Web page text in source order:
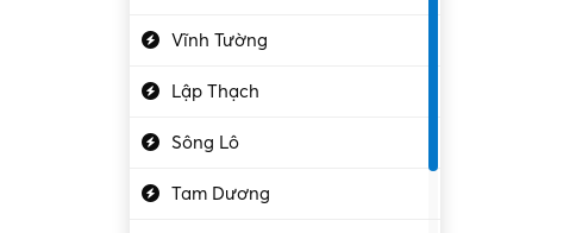
Vĩnh Tường
Lập Thạch
Sông Lô
Tam Dương